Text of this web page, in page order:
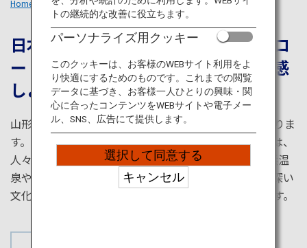
Home おすすめの旅 日本海の東北風景を求めて
日本海や広大な庄内を眺める爽快なロ
ードトリップで、大自然と文化を体感
しよう
山形庄内・秋田には、山と海が育んだ独自の文化がありま
す。壮大な大自然に囲まれた出羽三山に見る精神文化は、
人々に親しまれています。1,000年の歴史を誇る湯野浜温
泉や、庄内の米食文化を支えてきた山居倉庫など、奥深い
文化と自然を体感できるロードトリップをご紹介します。
トの継続的な改善に役立ちます。
パーソナライズ用クッキー
このクッキーは、お客様のWEBサイト利用をよ
り快適にするためのものです。これまでの閲覧
データに基づき、お客様一人ひとりの興味・関
心に合ったコンテンツをWEBサイトや電子メー
ル、SNS、広告にて提供します。
選択して同意する
キャンセル